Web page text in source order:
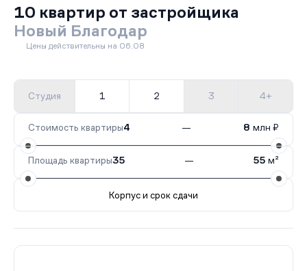
10 квартир от застройщика
Новый Благодар
Цены действительны на 06.08
Студия 1 2 3 4+
Стоимость квартиры4 — 8 млн ₽
Площадь квартиры35 — 55 м²
Корпус и срок сдачи
202 кв.Сдан